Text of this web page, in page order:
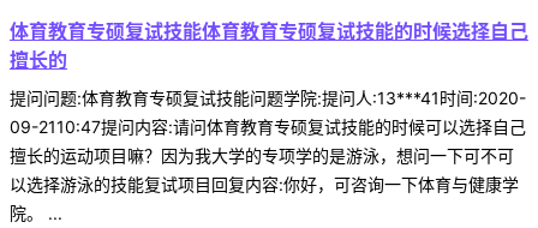
体育教育专硕复试技能体育教育专硕复试技能的时候选择自己
擅长的
提问问题:体育教育专硕复试技能问题学院:提问人:13***41时间:2020-
09-2110:47提问内容:请问体育教育专硕复试技能的时候可以选择自己
擅长的运动项目嘛？因为我大学的专项学的是游泳，想问一下可不可
以选择游泳的技能复试项目回复内容:你好，可咨询一下体育与健康学
院。 ...